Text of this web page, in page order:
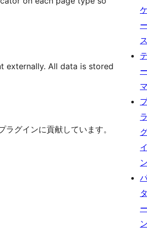
externally. All data is stored
グインに貢献しています。
ケ
ー
ス
テ
ー
マ
ラ
イ
ン
タ
ー
ン